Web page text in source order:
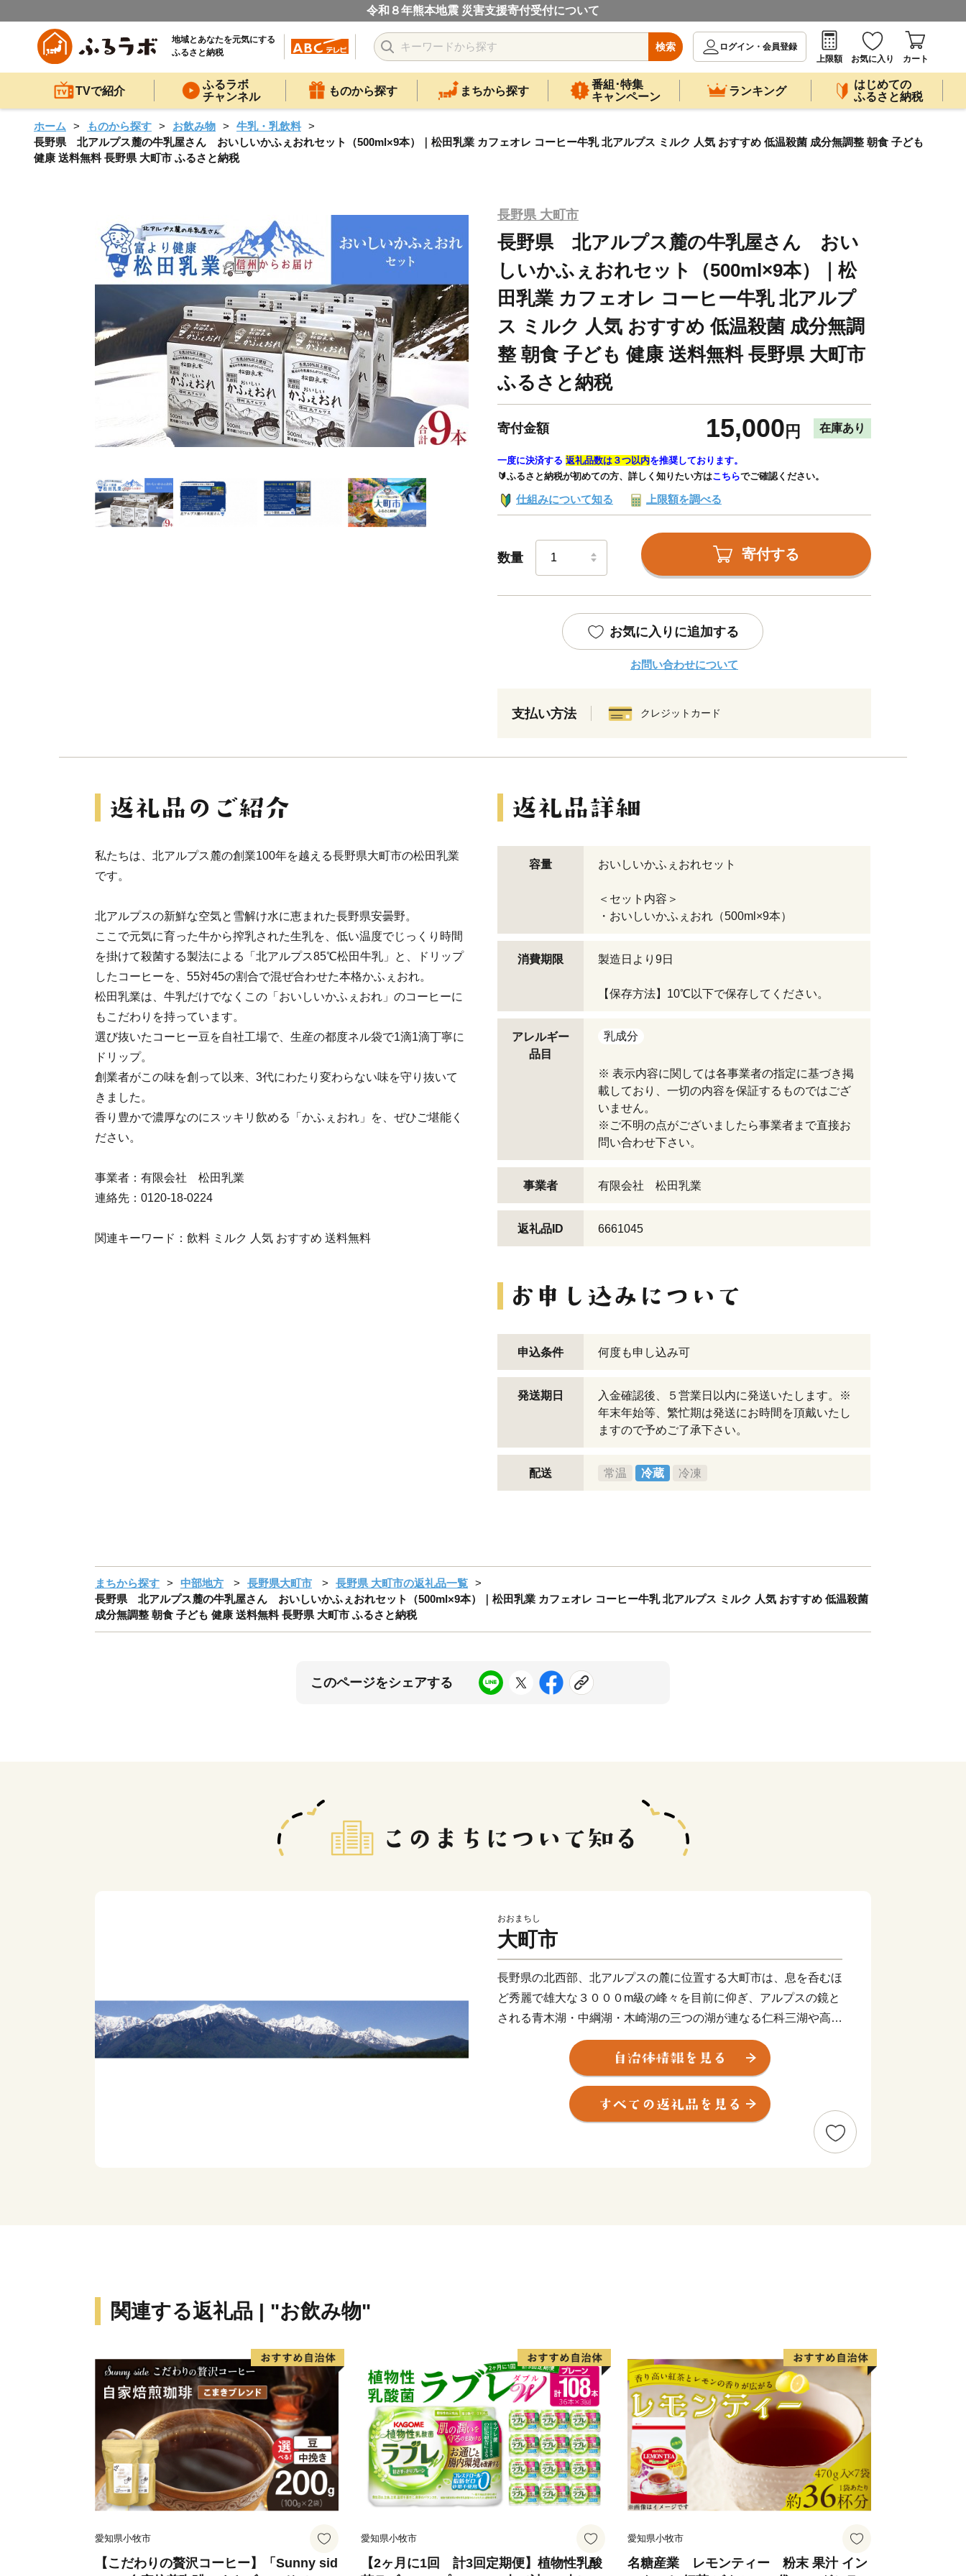
令和８年熊本地震 災害支援寄付受付について
地域とあなたを元気にする
ふるさと納税
検索
ログイン・会員登録
上限額
お気に入り カート
TVで紹介
ふるラボ
チャンネル
ものから探す まちから探す
番組･特集
キャンペーン
ランキング
はじめての
ふるさと納税
ホーム ものから探す お飲み物
牛乳・乳飲料
長野県 北アルプス麓の牛乳屋さん おいしいかふぇおれセット（500ml×9本）｜松田乳業 カフェオレ コーヒー牛乳 北アルプス ミルク 人気 おすすめ 低温殺菌 成分無調整 朝食 子ども
健康 送料無料 長野県 大町市 ふるさと納税
長野県 大町市
長野県 北アルプス麓の牛乳屋さん おい
しいかふぇおれセット（500ml×9本）｜松
田乳業 カフェオレ コーヒー牛乳 北アルプ
ス ミルク 人気 おすすめ 低温殺菌 成分無調
整 朝食 子ども 健康 送料無料 長野県 大町市
ふるさと納税
寄付金額 15,000 円 在庫あり
一度に決済する 返礼品数は３つ以内を推奨しております。
🔰ふるさと納税が初めての方、詳しく知りたい方はこちらでご確認ください。
仕組みについて知る 上限額を調べる
数量 寄付する
お気に入りに追加する
お問い合わせについて
支払い方法 クレジットカード
私たちは、北アルプス麓の創業100年を越える長野県大町市の松田乳業
です。
北アルプスの新鮮な空気と雪解け水に恵まれた長野県安曇野。
ここで元気に育った牛から搾乳された生乳を、低い温度でじっくり時間
を掛けて殺菌する製法による「北アルプス85℃松田牛乳」と、ドリップ
したコーヒーを、55対45の割合で混ぜ合わせた本格かふぇおれ。
松田乳業は、牛乳だけでなくこの「おいしいかふぇおれ」のコーヒーに
もこだわりを持っています。
選び抜いたコーヒー豆を自社工場で、生産の都度ネル袋で1滴1滴丁寧に
ドリップ。
創業者がこの味を創って以来、3代にわたり変わらない味を守り抜いて
きました。
香り豊かで濃厚なのにスッキリ飲める「かふぇおれ」を、ぜひご堪能く
ださい。
事業者：有限会社 松田乳業
連絡先：0120-18-0224
関連キーワード：飲料 ミルク 人気 おすすめ 送料無料
容量 おいしいかふぇおれセット
＜セット内容＞
・おいしいかふぇおれ（500ml×9本）
消費期限 製造日より9日
【保存方法】10℃以下で保存してください。
アレルギー
品目
乳成分
※ 表示内容に関しては各事業者の指定に基づき掲
載しており、一切の内容を保証するものではござ
いません。
※ご不明の点がございましたら事業者まで直接お
問い合わせ下さい。
事業者 有限会社 松田乳業
返礼品ID 6661045
申込条件 何度も申し込み可
発送期日
入金確認後、５営業日以内に発送いたします。※
年末年始等、繁忙期は発送にお時間を頂戴いたし
ますので予めご了承下さい。
配送 常温 冷蔵 冷凍
まちから探す 中部地方 長野県大町市
長野県 大町市の返礼品一覧
長野県 北アルプス麓の牛乳屋さん おいしいかふぇおれセット（500ml×9本）｜松田乳業 カフェオレ コーヒー牛乳 北アルプス ミルク 人気 おすすめ 低温殺菌
成分無調整 朝食 子ども 健康 送料無料 長野県 大町市 ふるさと納税
このページをシェアする
おおまちし
大町市
長野県の北西部、北アルプスの麓に位置する大町市は、息を呑むほ
ど秀麗で雄大な３０００m級の峰々を目前に仰ぎ、アルプスの鏡と
される青木湖・中綱湖・木崎湖の三つの湖が連なる仁科三湖や高瀬
川、鹿島川の清流、豊富な水や温泉など、四季折々の美しく変化に
富んだ豊かな大自然に恵まれています。世紀の大事業といわれ、７
年間にも及ぶ難工事の果てに完成した日本最大、世界でも最大級の
アーチ式ドーム越流型ダム「黒部ダム」の長野県側の玄関口という
山岳文化都市として、世界的な山岳観光ルート、立山黒部アルペン
ふるさと寄附を通じた大町市への応援をよろしくお願いいたしま
す。
関連する返礼品 | "お飲み物"
愛知県小牧市
【こだわりの贅沢コーヒー】「Sunny sid
愛知県小牧市
【2ヶ月に1回 計3回定期便】植物性乳酸
愛知県小牧市
名糖産業 レモンティー 粉末 果汁 イン